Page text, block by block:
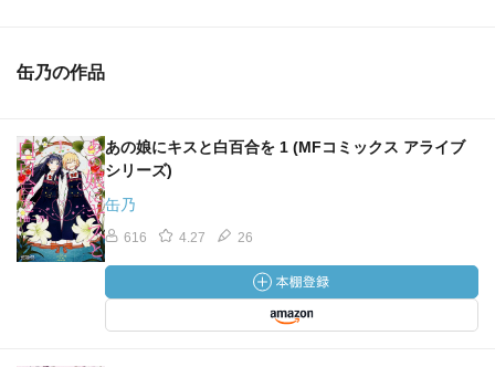
缶乃の作品
あの娘にキスと白百合を 1 (MFコミックス アライブ
シリーズ)
缶乃
616 4.27 26